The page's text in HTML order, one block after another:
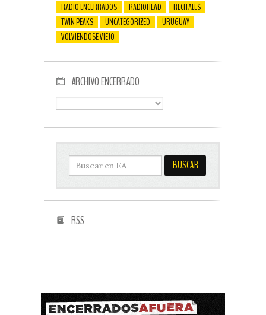
RADIO ENCERRADOS
RADIOHEAD
RECITALES
TWIN PEAKS
UNCATEGORIZED
URUGUAY
VOLVIENDOSE VIEJO
ARCHIVO ENCERRADO
RSS